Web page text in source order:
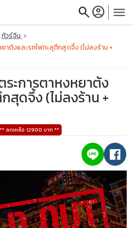
searchaccount_circle menu
close
search
ทัวร์จีน
าต้งและรถไฟทะลุตึกสุดจึ้ง (ไม่ลงร้าน +
ะการตาหงหยาต้ง
สุดจึ้ง (ไม่ลงร้าน +
ลดเหลือ 12900 บาท **